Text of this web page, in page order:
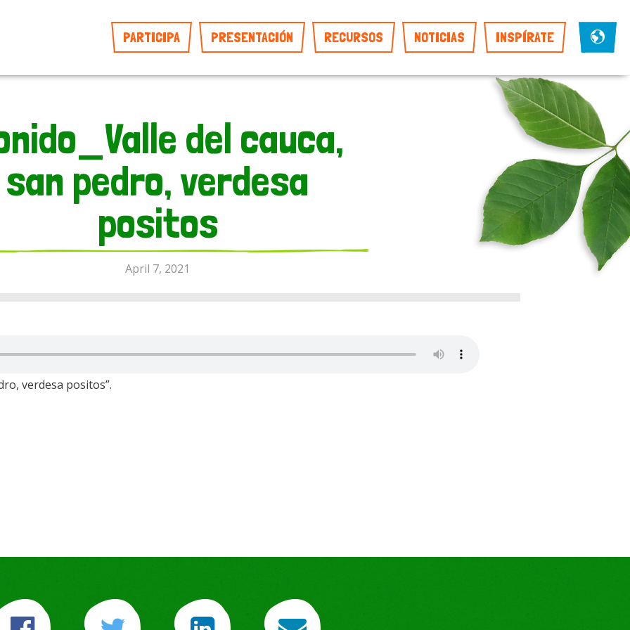
PARTICIPA PRESENTACIÓN RECURSOS NOTICIAS INSPÍRATE
del cauca,
san pedro, verdesa
positos
April 7, 2021
verdesa positos”.